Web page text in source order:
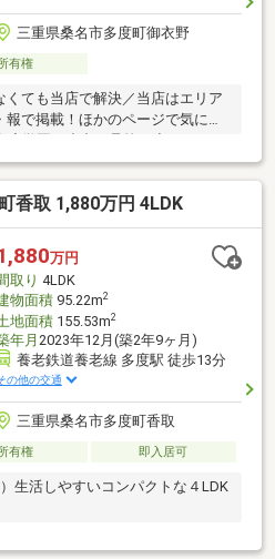
三重県桑名市多度町御衣野
有権
ても当店で解決／当店はエリア
で掲載！ほかのページで気にな
◆6DK◆現況：空家◆スーパーま
ると、詳細をご覧いただけます。
＝＝＝＝＝＝＝＝＝＝お客様の
お気軽にお問い合わせくださ
＝＝＝＝＝＝＝＝＝＝＝＝
香取 1,880万円 4LDK
万円
取り 4LDK
物面積95.22m2
地面積155.53m2
年月 2023年12月(築2年9ヶ月)
養老鉄道養老線 多度駅 徒歩13分
の他の交通
三重県桑名市多度町香取
有権 即入居可
生活しやすいコンパクトな４LDK